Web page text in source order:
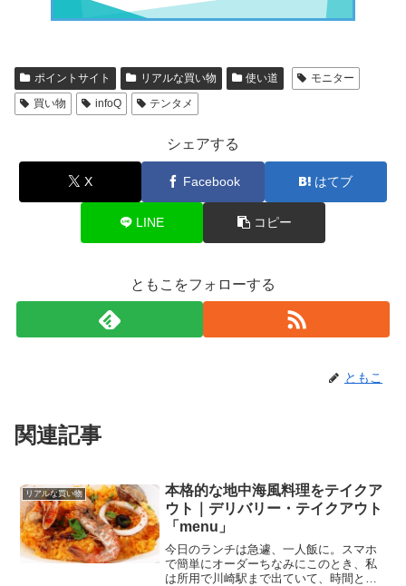
ポイントサイト リアルな買い物 使い道
モニター
買い物
infoQ テンタメ
シェアする
X Facebook はてブ
LINE コピー
ともこをフォローする
ともこ
関連記事
リアルな買い物
本格的な地中海風料理をテイクア
ウト｜デリバリー・テイクアウト
「menu」
今日のランチは急遽、一人飯に。スマホ
で簡単にオーダーちなみにこのとき、私
は所用で川崎駅まで出ていて、時間とし